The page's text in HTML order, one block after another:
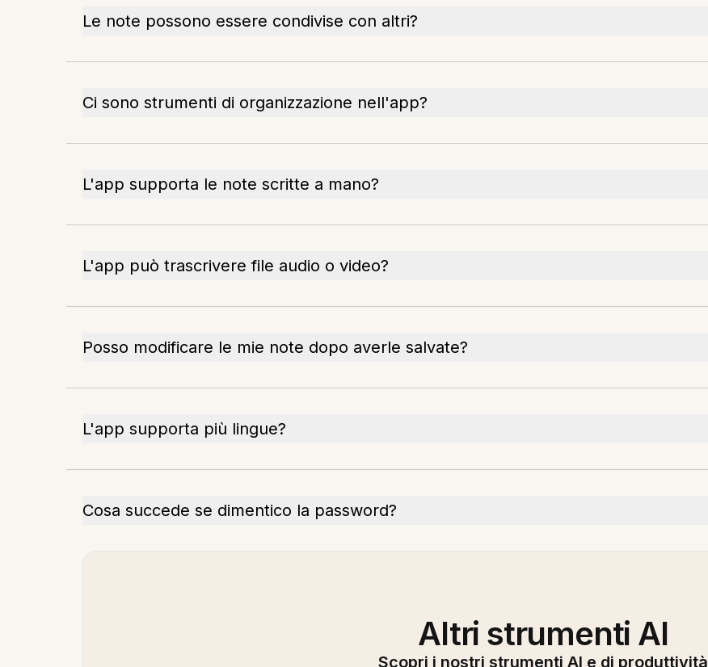
Le note possono essere condivise con altri?
Ci sono strumenti di organizzazione nell'app?
L'app supporta le note scritte a mano?
L'app può trascrivere file audio o video?
Posso modificare le mie note dopo averle salvate?
L'app supporta più lingue?
Cosa succede se dimentico la password?
Altri strumenti AI
Scopri i nostri strumenti AI e di produttività